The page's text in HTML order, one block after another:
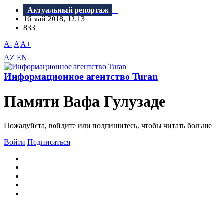
Актуальный репортаж
16 май 2018, 12:13
833
A- A A+
AZ EN
Информационное агентство Turan
Памяти Вафа Гулузаде
Пожалуйста, войдите или подпишитесь, чтобы читать больше
Войти Подписаться